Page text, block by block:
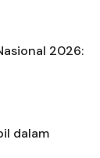
2026:
dalam